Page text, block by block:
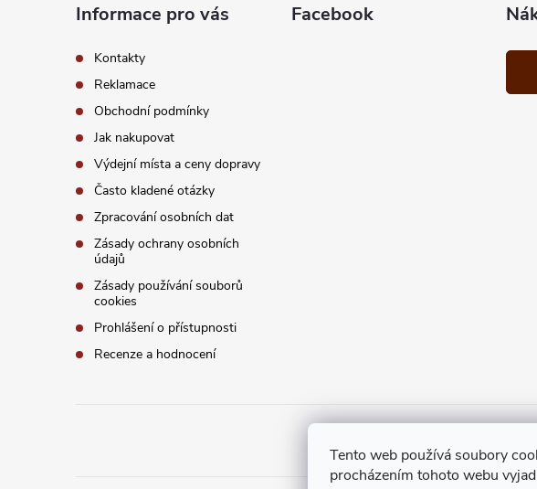
Tento web používá soubory
procházením tohoto webu
Informace pro vás
Kontakty
Reklamace
Obchodní podmínky
Jak nakupovat
Výdejní místa a ceny dopravy
Často kladené otázky
Zpracování osobních dat
Zásady ochrany osobních
údajů
Zásady používání souborů
cookies
Prohlášení o přístupnosti
Recenze a hodnocení
Facebook